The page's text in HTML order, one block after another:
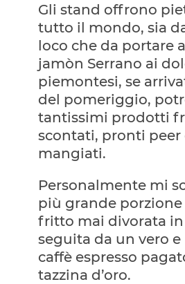
Gli stand offrono
tutto il mondo, sia
loco che da portare
jamòn Serrano ai
piemontesi, se
del pomeriggio,
tantissimi prodotti
scontati, pronti peer
mangiati.
Personalmente mi
più grande
fritto mai divorata in
seguita da un vero
caffè espresso
tazzina d’oro.